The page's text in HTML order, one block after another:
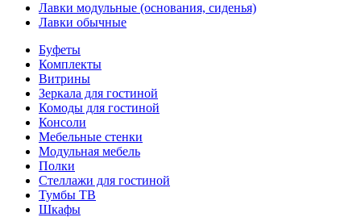
Лавки модульные (основания, сиденья)
Лавки обычные
Буфеты
Комплекты
Витрины
Зеркала для гостиной
Комоды для гостиной
Консоли
Мебельные стенки
Модульная мебель
Полки
Стеллажи для гостиной
Тумбы ТВ
Шкафы